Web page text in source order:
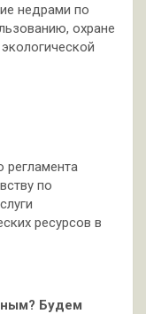
недрами по
охране
регламента
по
ресурсов в
Будем